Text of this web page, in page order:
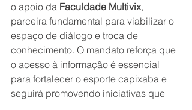
o apoio da Faculdade Multivix,
parceira fundamental para viabilizar o
espaço de diálogo e troca de
conhecimento. O mandato reforça que
o acesso à informação é essencial
para fortalecer o esporte capixaba e
seguirá promovendo iniciativas que